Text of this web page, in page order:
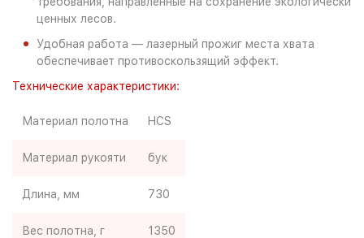
ценных лесов.
Удобная работа — лазерный прожиг места хвата
обеспечивает противоскользящий эффект.
Технические характеристики:
Материал полотна HCS
Материал рукояти бук
Длина, мм 730
Вес полотна, г 1350